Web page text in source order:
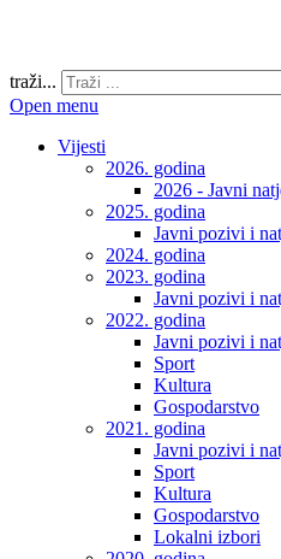
traži...
Open menu
Vijesti
2026. godina
2026 - Javni
2025. godina
Javni pozivi i
2024. godina
2023. godina
Javni pozivi i
2022. godina
Javni pozivi i
Sport
Kultura
Gospodarstvo
2021. godina
Javni pozivi i
Sport
Kultura
Gospodarstvo
Lokalni izbori